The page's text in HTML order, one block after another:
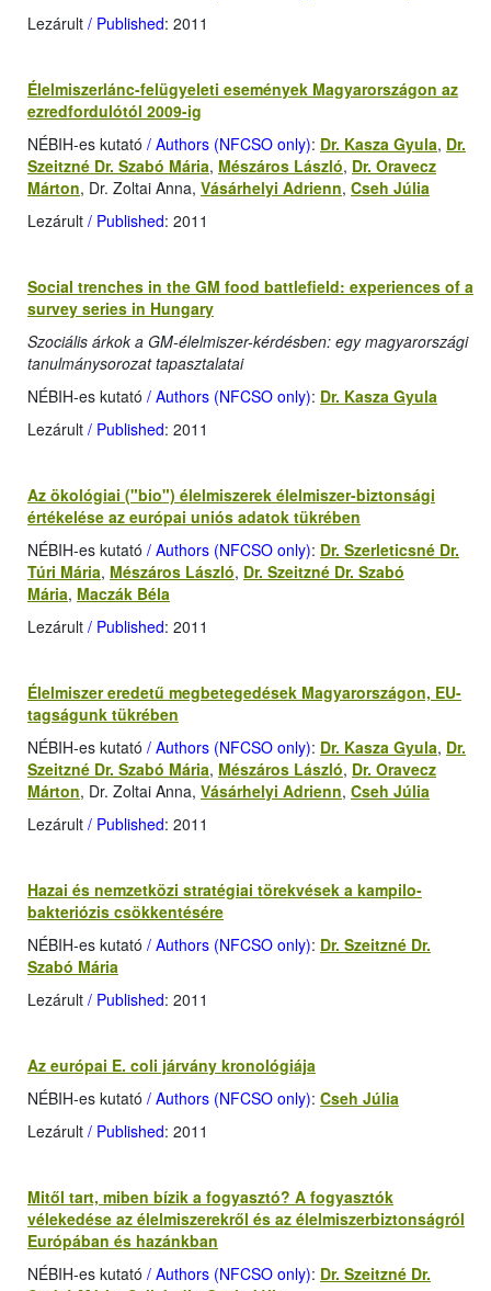
Lezárult / Published: 2011
Élelmiszerlánc-felügyeleti események Magyarországon az
ezredfordulótól 2009-ig
NÉBIH-es kutató / Authors (NFCSO only): Dr. Kasza Gyula, Dr.
Szeitzné Dr. Szabó Mária, Mészáros László, Dr. Oravecz
Márton, Dr. Zoltai Anna, Vásárhelyi Adrienn, Cseh Júlia
Lezárult / Published: 2011
Social trenches in the GM food battlefield: experiences of a
survey series in Hungary
Szociális árkok a GM-élelmiszer-kérdésben: egy magyarországi
tanulmánysorozat tapasztalatai
NÉBIH-es kutató / Authors (NFCSO only): Dr. Kasza Gyula
Lezárult / Published: 2011
Az ökológiai ("bio") élelmiszerek élelmiszer-biztonsági
értékelése az európai uniós adatok tükrében
NÉBIH-es kutató / Authors (NFCSO only): Dr. Szerleticsné Dr.
Túri Mária, Mészáros László, Dr. Szeitzné Dr. Szabó
Mária, Maczák Béla
Lezárult / Published: 2011
Élelmiszer eredetű megbetegedések Magyarországon, EU-
tagságunk tükrében
NÉBIH-es kutató / Authors (NFCSO only): Dr. Kasza Gyula, Dr.
Szeitzné Dr. Szabó Mária, Mészáros László, Dr. Oravecz
Márton, Dr. Zoltai Anna, Vásárhelyi Adrienn, Cseh Júlia
Lezárult / Published: 2011
Hazai és nemzetközi stratégiai törekvések a kampilo­
bakteriózis csökkentésére
NÉBIH-es kutató / Authors (NFCSO only): Dr. Szeitzné Dr.
Szabó Mária
Lezárult / Published: 2011
Az európai E. coli járvány kronológiája
NÉBIH-es kutató / Authors (NFCSO only): Cseh Júlia
Lezárult / Published: 2011
Mitől tart, miben bízik a fogyasztó? A fogyasztók
vélekedése az élelmiszerekről és az élelmiszerbiztonságról
Európában és hazánkban
NÉBIH-es kutató / Authors (NFCSO only): Dr. Szeitzné Dr.